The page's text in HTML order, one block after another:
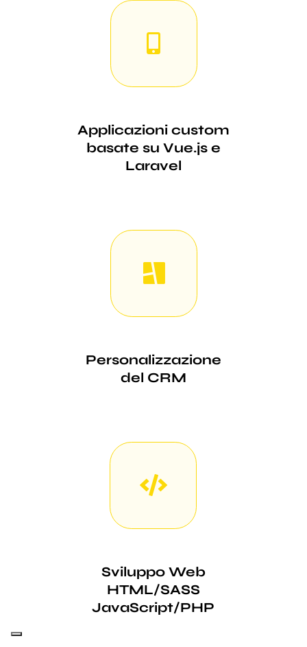
Applicazioni custom
basate su Vue.js e
Laravel
Personalizzazione
del CRM
Sviluppo Web
HTML/SASS
JavaScript/PHP